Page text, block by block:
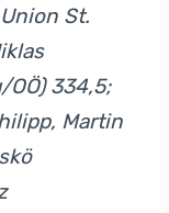
St.
334,5;
Martin